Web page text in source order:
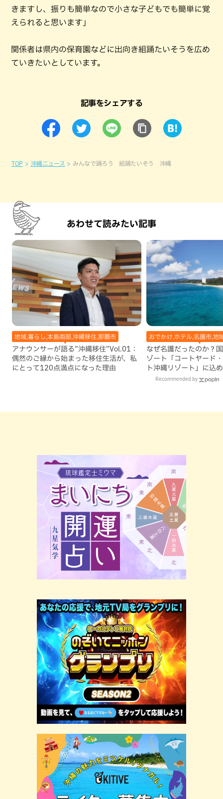
きますし、振りも簡単なので小さな子どもでも簡単に覚
えられると思います」
関係者は県内の保育園などに出向き組踊たいそうを広め
ていきたいとしています。
記事をシェアする
TOP 沖縄ニュース みんなで踊ろう 組踊たいそう 沖縄
あわせて読みたい記事
地域,暮らし,本島南部,沖縄移住,那覇市
アナウンサーが語る”沖縄移住”Vol.01：
偶然のご縁から始まった移住生活が、私
にとって120点満点になった理由
おでかけ,ホテル,名護市,地
なぜ名護だったのか？
ゾート「コートヤード
ト沖縄リゾート」に込
Recommended by